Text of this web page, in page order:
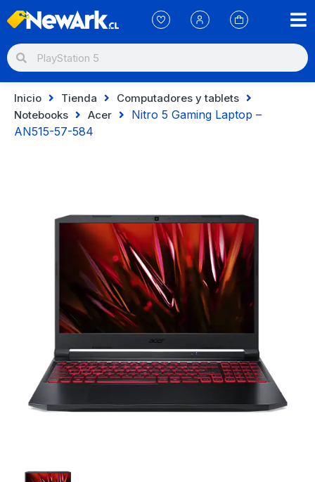
Inicio Tienda
Computadores y tablets
Notebooks
Acer
Nitro 5 Gaming Laptop –
AN515-57-584